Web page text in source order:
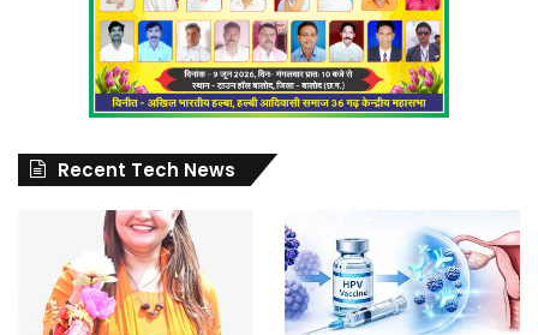
Recent Tech News